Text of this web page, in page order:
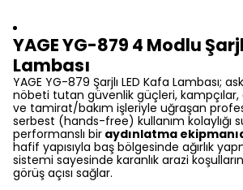
YAGE YG-879 4 Modlu
Lambası
YAGE YG-879 Şarjlı LED Kafa Lambası;
nöbeti tutan güvenlik güçleri, kampçılar,
ve tamirat/bakım işleriyle uğraşan
serbest (hands-free) kullanım kolaylığı
performanslı bir aydınlatma
hafif yapısıyla baş bölgesinde ağırlık
sistemi sayesinde karanlık arazi
görüş açısı sağlar.